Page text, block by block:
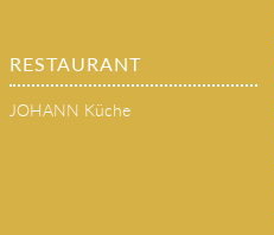
RESTAURANT
JOHANN Küche